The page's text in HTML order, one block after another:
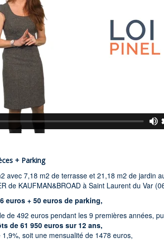
+ Parking
avec 7,18 m2 de terrasse et 21,18 m2 de jardin
de KAUFMAN&BROAD à Saint Laurent du Var
euros + 50 euros de parking,
de 492 euros pendant les 9 premières années,
de 61 950 euros sur 12 ans,
soit une mensualité de 1478 euros,